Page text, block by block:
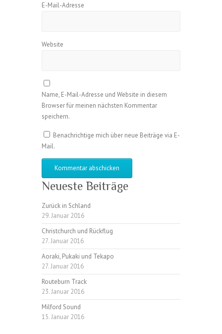
E-Mail-Adresse
Website
Name, E-Mail-Adresse und Website in diesem
Browser für meinen nächsten Kommentar
speichern.
Benachrichtige mich über neue Beiträge via E-
Mail.
Neueste Beiträge
Zurück in Schland
29. Januar 2016
Christchurch und Rückflug
27. Januar 2016
Aoraki, Pukaki und Tekapo
27. Januar 2016
Routeburn Track
23. Januar 2016
Milford Sound
15. Januar 2016